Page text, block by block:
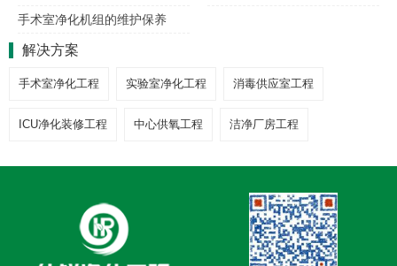
手术室净化机组的维护保养
解决方案
手术室净化工程 实验室净化工程 消毒供应室工程
ICU净化装修工程 中心供氧工程 洁净厂房工程